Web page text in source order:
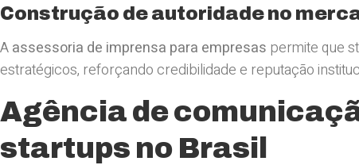
Construção de autoridade no
Aassessoria de imprensa para empresas permite que
estratégicos, reforçando credibilidade e reputação
Agência de
startups no Brasil